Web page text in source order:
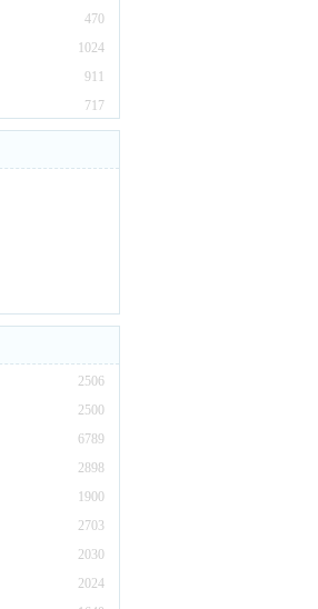
470
1024
911
717
2506
2500
6789
2898
1900
2703
2030
2024